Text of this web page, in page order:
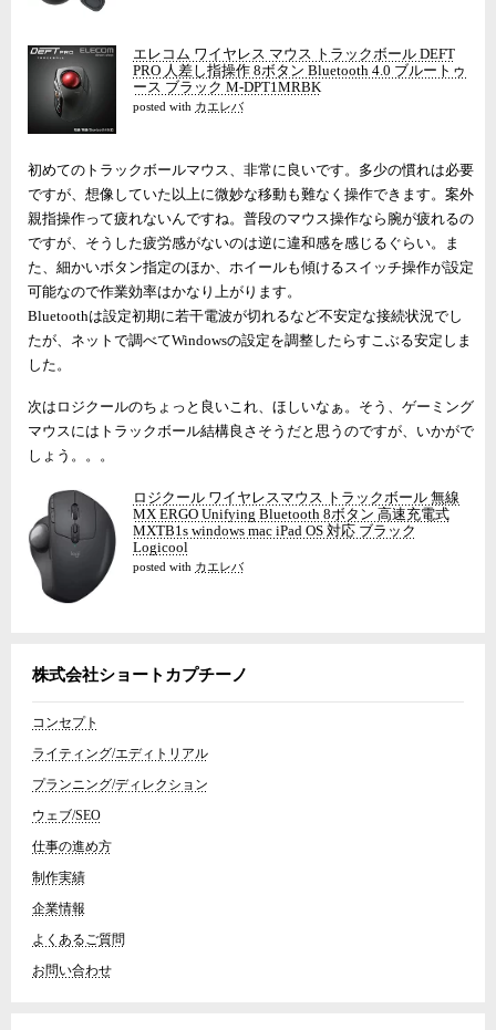
エレコム ワイヤレス マウス トラックボール DEFT
PRO 人差し指操作 8ボタン Bluetooth 4.0 ブルートゥ
ース ブラック M-DPT1MRBK
posted with カエレバ
初めてのトラックボールマウス、非常に良いです。多少の慣れは必要
ですが、想像していた以上に微妙な移動も難なく操作できます。案外
親指操作って疲れないんですね。普段のマウス操作なら腕が疲れるの
ですが、そうした疲労感がないのは逆に違和感を感じるぐらい。ま
た、細かいボタン指定のほか、ホイールも傾けるスイッチ操作が設定
可能なので作業効率はかなり上がります。
Bluetoothは設定初期に若干電波が切れるなど不安定な接続状況でし
たが、ネットで調べてWindowsの設定を調整したらすこぶる安定しま
した。
次はロジクールのちょっと良いこれ、ほしいなぁ。そう、ゲーミング
マウスにはトラックボール結構良さそうだと思うのですが、いかがで
しょう。。。
ロジクール ワイヤレスマウス トラックボール 無線
MX ERGO Unifying Bluetooth 8ボタン 高速充電式
MXTB1s windows mac iPad OS 対応 ブラック
Logicool
posted with カエレバ
株式会社ショートカプチーノ
コンセプト
ライティング/エディトリアル
プランニング/ディレクション
ウェブ/SEO
仕事の進め方
制作実績
企業情報
よくあるご質問
お問い合わせ